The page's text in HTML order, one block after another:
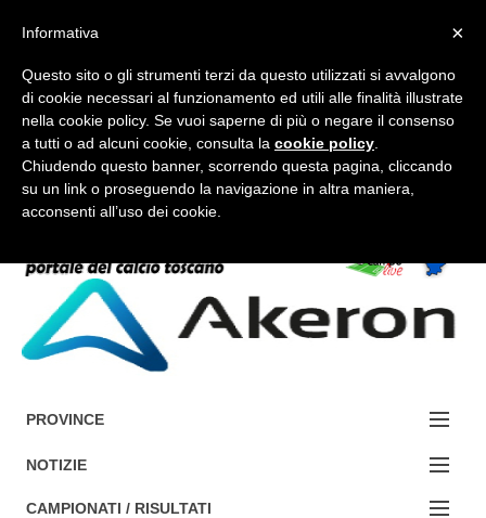
FORUM-ACCEDI
Accedi / Registrati
PROVINCE
EDIZIONE:
AREZZO
NOTIZIE
NOTIZIE:
CAMPIONATI / RISULTATI
×
Informativa
Questo sito o gli strumenti terzi da questo utilizzati si avvalgono
di cookie necessari al funzionamento ed utili alle finalità illustrate
nella cookie policy. Se vuoi saperne di più o negare il consenso
a tutti o ad alcuni cookie, consulta la cookie policy
Chiudendo questo banner, scorrendo questa pagina, cliccando
su un link o proseguendo la navigazione in altra maniera,
acconsenti all’uso dei cookie.